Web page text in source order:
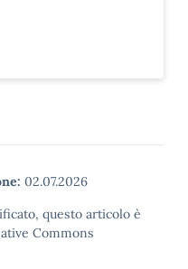
02.07.2026
questo articolo è
Commons